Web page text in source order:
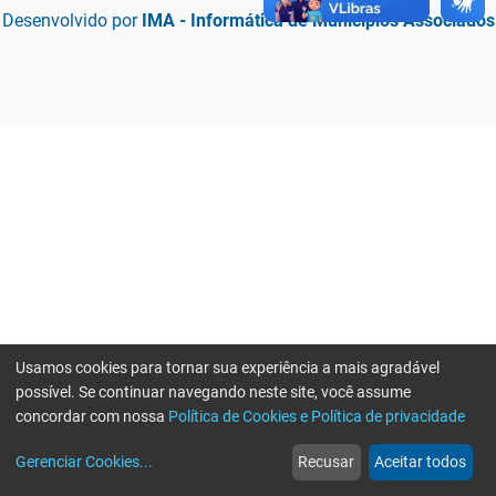
Desenvolvido por IMA - Informática de Municípios Associados
web
Notícias
more_horiz
Mais
Usamos cookies para tornar sua experiência a mais agradável
possível. Se continuar navegando neste site, você assume
concordar com nossa Política de Cookies e Política de privacidade
Gerenciar Cookies... Recusar Aceitar todos
Erro ao enviar informações, por favor tente novamente